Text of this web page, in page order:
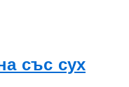
със сух